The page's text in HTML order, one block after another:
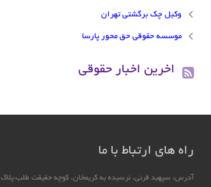
وکیل چک برگشتی تهران
موسسه حقوقی حق محور پارسا
اخرین اخبار حقوقی
راه های ارتباط با ما
آدرس: سپهبد قرنی، نرسیده به کریمخان، کوچه حقیقت طلب،پلاک 9، واحد 16